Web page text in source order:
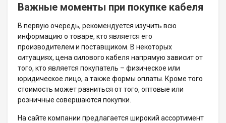
Важные моменты при покупке кабеля
В первую очередь, рекомендуется изучить всю
информацию о товаре, кто является его
производителем и поставщиком. В некоторых
ситуациях, цена силового кабеля напрямую зависит от
того, кто является покупатель – физическое или
юридическое лицо, а также формы оплаты. Кроме того
стоимость может разниться от того, оптовые или
розничные совершаются покупки.
На сайте компании предлагается широкий ассортимент